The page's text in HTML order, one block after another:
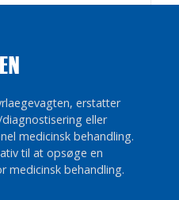
erstatter
eller
medicinsk behandling.
til at opsøge en
medicinsk behandling.